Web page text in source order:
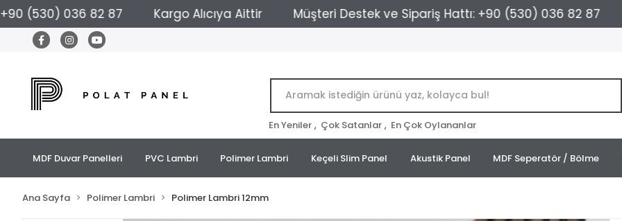
036 82 87 Kargo Alıcıya Aittir Müşteri Destek ve Sipariş Hattı: +90 (530) 036 82 87
En Yeniler , Çok Satanlar , En Çok Oylananlar
MDF Duvar Panelleri PVC Lambri Polimer Lambri Keçeli Slim Panel Akustik Panel MDF Seperatör / Bölme
Ana Sayfa Polimer Lambri Polimer Lambri 12mm